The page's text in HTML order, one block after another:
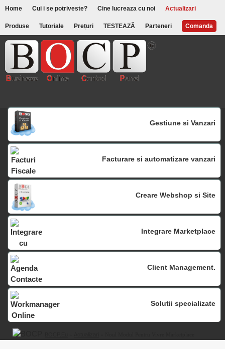
Home Cui i se potriveste? Cine lucreaza cu noi Actualizari
Produse Tutoriale Prețuri TESTEAZĂ Parteneri Comanda
Gestiune si Vanzari
Facturare si automatizare vanzari
Creare Webshop si Site
Integrare Marketplace
Client Management.
Solutii specializate